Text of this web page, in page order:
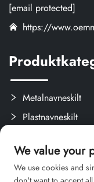
[email protected]
https://
Metalnavneskilt
Plastnavneskilt
Brugerdefinerede
We value your
We use cookies and